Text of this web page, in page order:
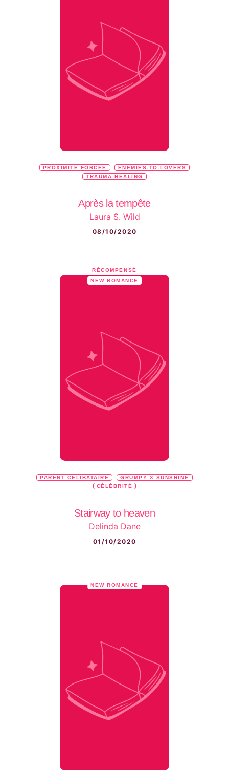
PROXIMITÉ FORCÉE
ENEMIES-TO-LOVERS
TRAUMA HEALING
Après la tempête
Laura S. Wild
08/10/2020
RÉCOMPENSÉ
NEW ROMANCE
PARENT CÉLIBATAIRE
GRUMPY X SUNSHINE
CÉLÉBRITÉ
Stairway to heaven
Delinda Dane
01/10/2020
NEW ROMANCE